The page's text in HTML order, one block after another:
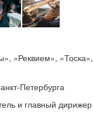
«Реквием»,
Петербурга
и главный дирижер